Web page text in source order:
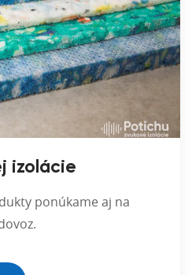
izolácie
ponúkame aj na